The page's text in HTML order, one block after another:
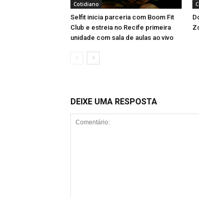
Cotidiano
Selfit inicia parceria com Boom Fit
Club e estreia no Recife primeira
unidade com sala de aulas ao vivo
DEIXE UMA RESPOSTA